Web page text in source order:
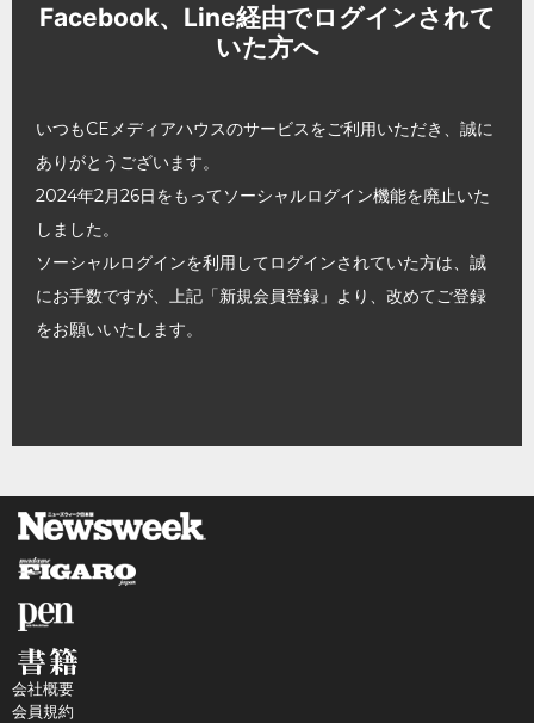
Facebook、Line経由でログインされて
いた方へ
いつもCEメディアハウスのサービスをご利用いただき、誠に
ありがとうございます。
2024年2月26日をもってソーシャルログイン機能を廃止いた
しました。
ソーシャルログインを利用してログインされていた方は、誠
にお手数ですが、上記「新規会員登録」より、改めてご登録
をお願いいたします。
会社概要
会員規約